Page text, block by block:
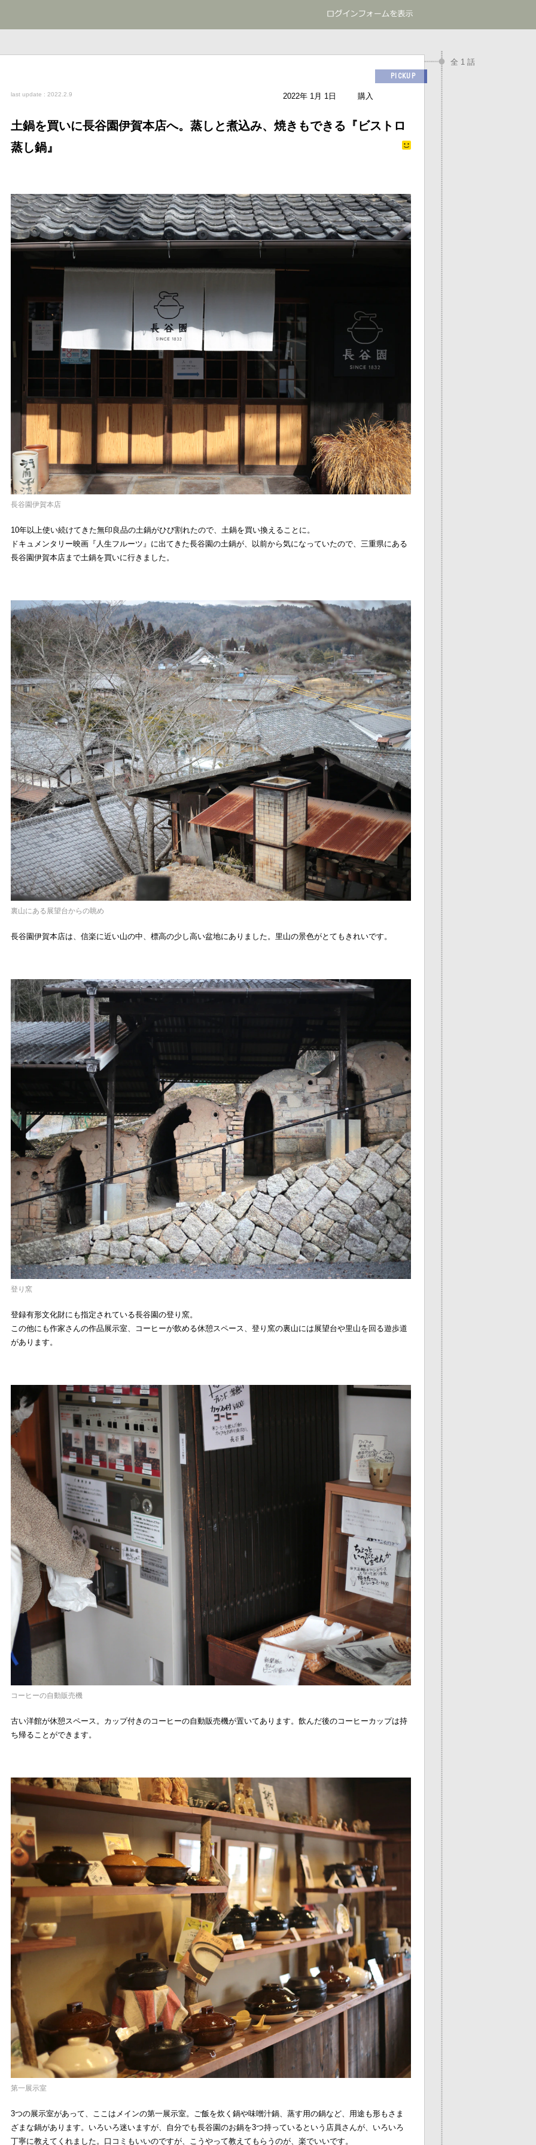
全 1 話
PICKUP
last update : 2022.2.9 2022年 1月 1日 購入
土鍋を買いに長谷園伊賀本店へ。蒸しと煮込み、焼きもできる『ビストロ
蒸し鍋』
長谷園伊賀本店
10年以上使い続けてきた無印良品の土鍋がひび割れたので、土鍋を買い換えることに。
ドキュメンタリー映画『人生フルーツ』に出てきた長谷園の土鍋が、以前から気になっていたので、三重県にある
長谷園伊賀本店まで土鍋を買いに行きました。
裏山にある展望台からの眺め
長谷園伊賀本店は、信楽に近い山の中、標高の少し高い盆地にありました。里山の景色がとてもきれいです。
登り窯
登録有形文化財にも指定されている長谷園の登り窯。
この他にも作家さんの作品展示室、コーヒーが飲める休憩スペース、登り窯の裏山には展望台や里山を回る遊歩道
があります。
コーヒーの自動販売機
古い洋館が休憩スペース。カップ付きのコーヒーの自動販売機が置いてあります。飲んだ後のコーヒーカップは持
ち帰ることができます。
第一展示室
3つの展示室があって、ここはメインの第一展示室。ご飯を炊く鍋や味噌汁鍋、蒸す用の鍋など、用途も形もさま
ざまな鍋があります。いろいろ迷いますが、自分でも長谷園のお鍋を3つ持っているという店員さんが、いろいろ
丁寧に教えてくれました。口コミもいいのですが、こうやって教えてもらうのが、楽でいいです。